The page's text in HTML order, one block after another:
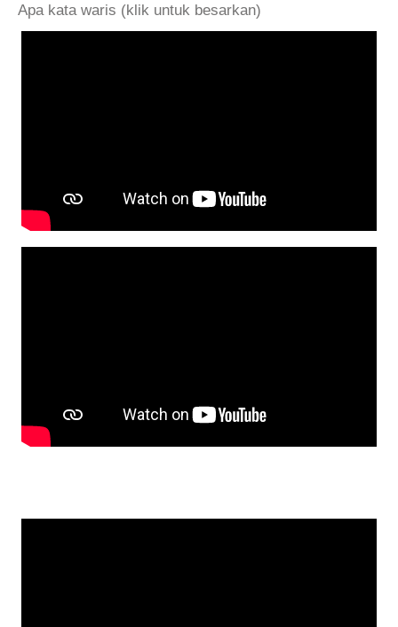
Apa kata waris (klik untuk besarkan)